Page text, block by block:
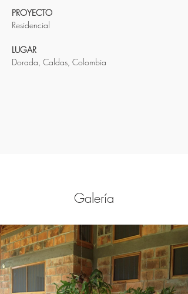
PROYECTO
Residencial
LUGAR
Dorada, Caldas, Colombia
Galería